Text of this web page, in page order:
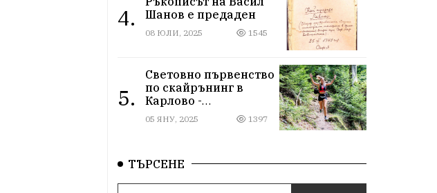
дискриминацията
4.
Шанов е предаден
08 ЮЛИ, 2025 1545
5.
Световно първенство
по скайрънинг в
Карлово -
Балканиада 2025 г.
05 ЯНУ, 2025 1397
ТЪРСЕНЕ